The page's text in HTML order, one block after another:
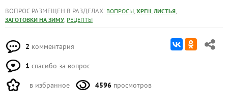
ВОПРОС РАЗМЕЩЕН В РАЗДЕЛАХ: ВОПРОСЫ, ХРЕН, ЛИСТЬЯ,
ЗАГОТОВКИ НА ЗИМУ, РЕЦЕПТЫ
2 комментария
1 спасибо за вопрос
в избранное 4596 просмотров